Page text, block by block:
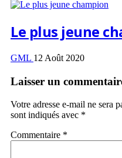
Le plus jeune
GML 12 Août 2020
Laisser un
Votre adresse e-mail ne sera
sont indiqués avec *
Commentaire *